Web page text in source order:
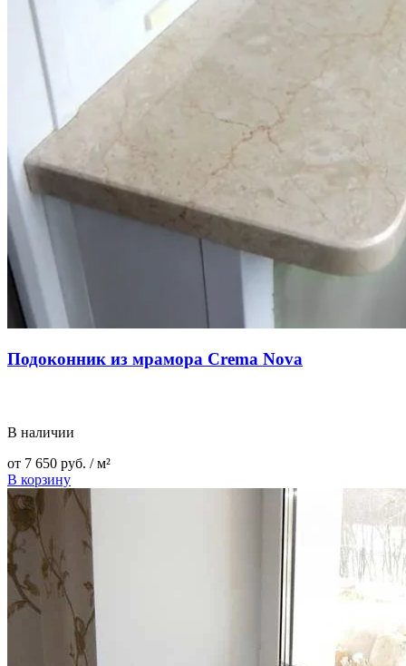
Подоконник из мрамора Crema Nova
В наличии
от 7 650 руб. / м²
В корзину